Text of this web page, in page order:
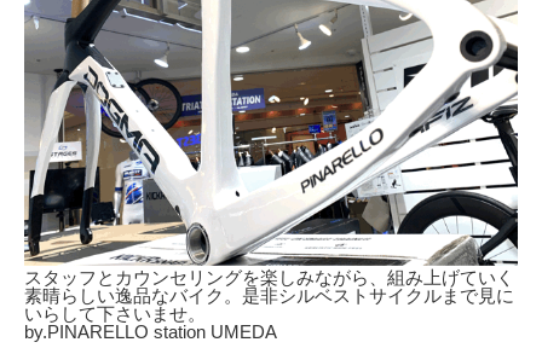
スタッフとカウンセリングを楽しみながら、組み上げていく
素晴らしい逸品なバイク。是非シルベストサイクルまで見に
いらして下さいませ。
by.PINARELLO station UMEDA